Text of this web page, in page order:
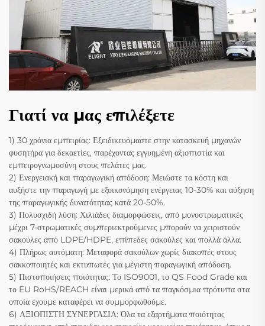
Γιατί να μας επιλέξετε
1) 30 χρόνια εμπειρίας: Εξειδικευόμαστε στην κατασκευή μηχανών
φυσητήρα για δεκαετίες, παρέχοντας εγγυημένη αξιοπιστία και
εμπειρογνωμοσύνη στους πελάτες μας.
2) Ενεργειακή και παραγωγική απόδοση: Μειώστε τα κόστη και
αυξήστε την παραγωγή με εξοικονόμηση ενέργειας 10-30% και αύξηση
της παραγωγικής δυνατότητας κατά 20-50%.
3) Πολυσχιδή λύση: Χιλιάδες διαμορφώσεις, από μονοστρωματικές
μέχρι 7-στρωματικές συμπεριεκτρούμενες μπορούν να χειριστούν
σακούλες από LDPE/HDPE, επίπεδες σακούλες και πολλά άλλα.
4) Πλήρως αυτόματη: Μεταφορά σακούλων χωρίς διακοπές στους
σακκοποιητές και εκτυπωτές για μέγιστη παραγωγική απόδοση.
5) Πιστοποιήσεις ποιότητας: Το ISO9001, το QS Food Grade και
το EU RoHS/REACH είναι μερικά από τα παγκόσμια πρότυπα στα
οποία έχουμε καταφέρει να συμμορφωθούμε.
6) ΑΞΙΟΠΙΣΤΗ ΣΥΝΕΡΓΑΣΙΑ: Όλα τα εξαρτήματα ποιότητας